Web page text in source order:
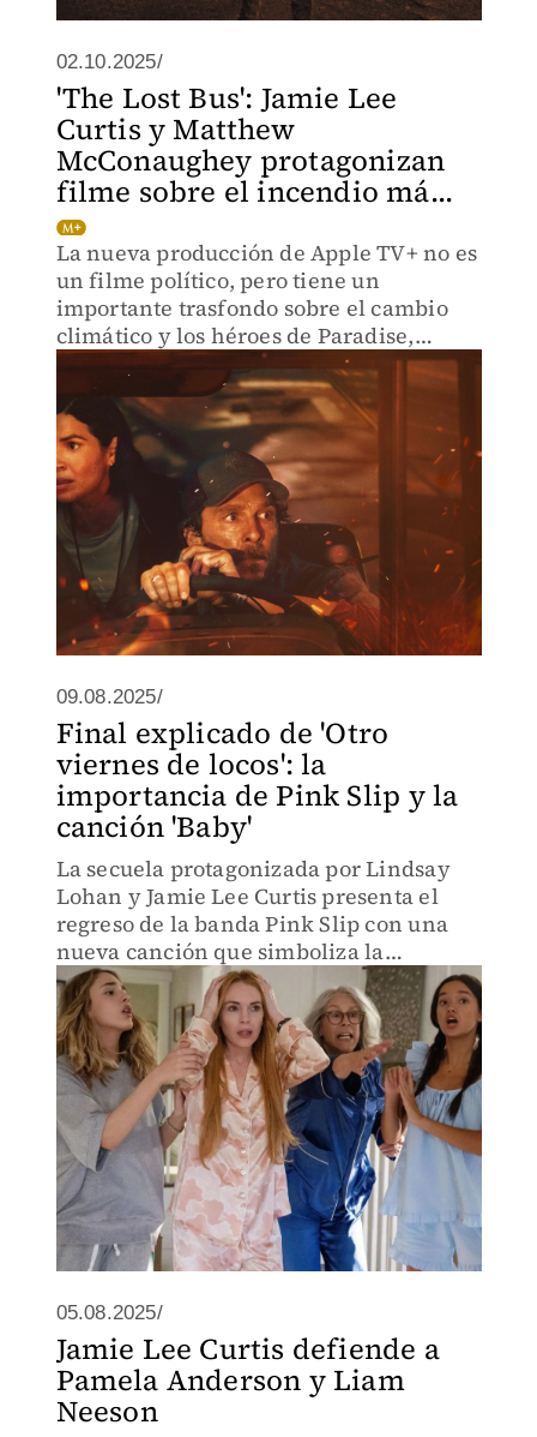
02.10.2025/
'The Lost Bus': Jamie Lee
Curtis y Matthew
McConaughey protagonizan
filme sobre el incendio má...
La nueva producción de Apple TV+ no es
un filme político, pero tiene un
importante trasfondo sobre el cambio
climático y los héroes de Paradise,
comunidad que sufrió un devastador
incendio en 2018.
09.08.2025/
Final explicado de 'Otro
viernes de locos': la
importancia de Pink Slip y la
canción 'Baby'
La secuela protagonizada por Lindsay
Lohan y Jamie Lee Curtis presenta el
regreso de la banda Pink Slip con una
nueva canción que simboliza la
reconciliación y el amor entre madre e
hija.
05.08.2025/
Jamie Lee Curtis defiende a
Pamela Anderson y Liam
Neeson